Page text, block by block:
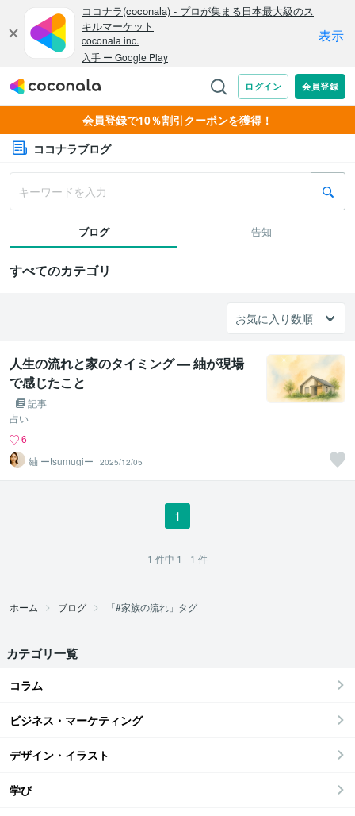
会員登録で10％割引クーポンを獲得！
ココナラブログ
ブログ 告知
すべてのカテゴリ
人生の流れと家のタイミング — 紬が現場
で感じたこと
記事
占い
6
紬 ーtsumugiー
2025/12/05
1
1 件中 1 - 1 件
ホーム ブログ 「#家族の流れ」タグ
カテゴリ一覧
コラム
ビジネス・マーケティング
デザイン・イラスト
学び